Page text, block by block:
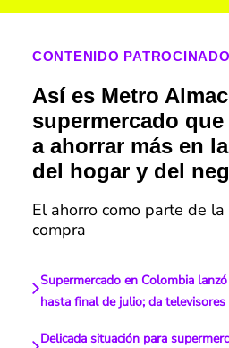
CONTENIDO PATROCINADO
Así es Metro
supermercado
a ahorrar más en
del hogar y del
El ahorro como parte de
compra
Supermercado en Colombia
hasta final de julio; da televisores
Delicada situación para